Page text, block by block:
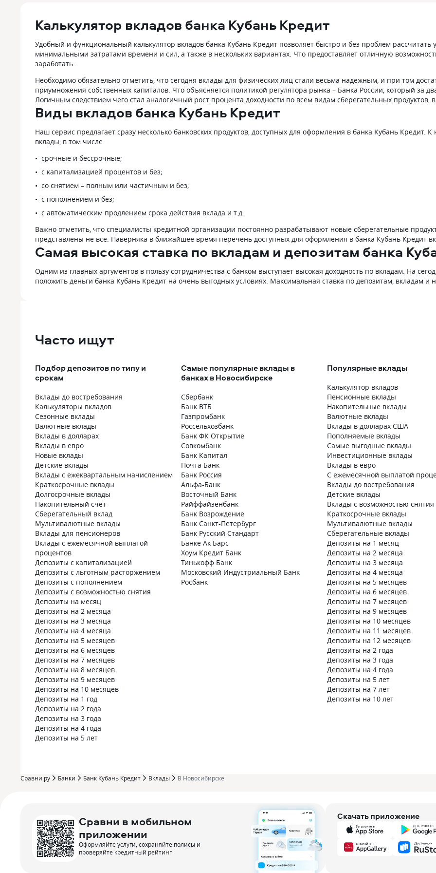
Калькулятор вкладов банка Кубань Кредит
Удобный и функциональный калькулятор вкладов банка Кубань Кредит позволяет быстро и без проблем рассчитать
минимальными затратами времени и сил, а также в нескольких вариантах. Что предоставляет отличную
заработать.
Необходимо обязательно отметить, что сегодня вклады для физических лиц стали весьма надежным, и при том
приумножения собственных капиталов. Что объясняется политикой регулятора рынка – Банка России, который за
Логичным следствием чего стал аналогичный рост процента доходности по всем видам сберегательных
Виды вкладов банка Кубань Кредит
Наш сервис предлагает сразу несколько банковских продуктов, доступных для оформления в банка Кубань Кредит.
вклады, в том числе:
срочные и бессрочные;
с капитализацией процентов и без;
со снятием – полным или частичным и без;
с пополнением и без;
с автоматическим продлением срока действия вклада и т.д.
Важно отметить, что специалисты кредитной организации постоянно разрабатывают новые сберегательные
представлены не все. Наверняка в ближайшее время перечень доступных для оформления в банка Кубань Кредит
Самая высокая ставка по вкладам и депозитам банка
Одним из главных аргументов в пользу сотрудничества с банком выступает высокая доходность по вкладам. На
положить деньги банка Кубань Кредит на очень выгодных условиях. Максимальная ставка по депозитам, вкладам и
Часто ищут
Подбор депозитов по типу и
срокам
Вклады до востребования
Калькуляторы вкладов
Сезонные вклады
Валютные вклады
Вклады в долларах
Вклады в евро
Новые вклады
Детские вклады
Вклады с ежеквартальным начислением
Краткосрочные вклады
Долгосрочные вклады
Накопительный счёт
Сберегательный вклад
Мультивалютные вклады
Вклады для пенсионеров
Вклады с ежемесячной выплатой
процентов
Депозиты с капитализацией
Депозиты с льготным расторжением
Депозиты с пополнением
Депозиты с возможностью снятия
Депозиты на месяц
Депозиты на 2 месяца
Депозиты на 3 месяца
Депозиты на 4 месяца
Депозиты на 5 месяцев
Депозиты на 6 месяцев
Депозиты на 7 месяцев
Депозиты на 8 месяцев
Депозиты на 9 месяцев
Депозиты на 10 месяцев
Депозиты на 1 год
Депозиты на 2 года
Депозиты на 3 года
Депозиты на 4 года
Депозиты на 5 лет
Самые популярные вклады в
банках в Новосибирске
Сбербанк
Банк ВТБ
Газпромбанк
Россельхозбанк
Банк ФК Открытие
Совкомбанк
Банк Капитал
Почта Банк
Банк Россия
Альфа-Банк
Восточный Банк
Райффайзенбанк
Банк Возрождение
Банк Санкт-Петербург
Банк Русский Стандарт
Банке Ак Барс
Хоум Кредит Банк
Тинькофф Банк
Московский Индустриальный Банк
Росбанк
Популярные вклады
Калькулятор вкладов
Пенсионные вклады
Накопительные вклады
Валютные вклады
Вклады в долларах США
Пополняемые вклады
Самые выгодные вклады
Инвестиционные вклады
Вклады в евро
С ежемесячной выплатой
Вклады до востребования
Детские вклады
Вклады с возможностью снятия
Краткосрочные вклады
Мультивалютные вклады
Сберегательные вклады
Депозиты на 1 месяц
Депозиты на 2 месяца
Депозиты на 3 месяца
Депозиты на 4 месяца
Депозиты на 5 месяцев
Депозиты на 6 месяцев
Депозиты на 7 месяцев
Депозиты на 9 месяцев
Депозиты на 10 месяцев
Депозиты на 11 месяцев
Депозиты на 12 месяцев
Депозиты на 2 года
Депозиты на 3 года
Депозиты на 4 года
Депозиты на 5 лет
Депозиты на 7 лет
Депозиты на 10 лет
Сравни.ру Банки Банк Кубань Кредит Вклады В Новосибирске
Сравни в мобильном
приложении
Оформляйте услуги, сохраняйте полисы и
проверяйте кредитный рейтинг
Скачать приложение